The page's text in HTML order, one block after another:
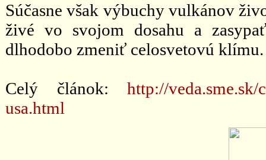
Súčasne však výbuchy vulkánov
živé vo svojom dosahu a
dlhodobo zmeniť celosvetovú
Celý článok: http://
usa.html